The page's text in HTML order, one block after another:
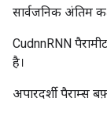
सार्वजनिक अंतिम
CudnnRNN
है।
अपारदर्शी पैराम्स